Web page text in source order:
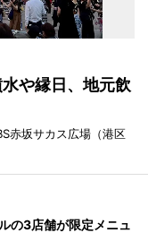
や縁日、地元飲
赤坂サカス広場（港区
の3店舗が限定メニュ